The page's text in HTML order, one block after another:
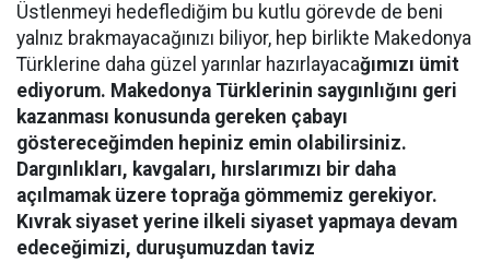
Üstlenmeyi hedeflediğim bu kutlu görevde de beni
yalnız brakmayacağınızı biliyor, hep birlikte Makedonya
Türklerine daha güzel yarınlar hazırlayacağımızı ümit
ediyorum. Makedonya Türklerinin saygınlığını geri
kazanması konusunda gereken çabayı
göstereceğimden hepiniz emin olabilirsiniz.
Dargınlıkları, kavgaları, hırslarımızı bir daha
açılmamak üzere toprağa gömmemiz gerekiyor.
Kıvrak siyaset yerine ilkeli siyaset yapmaya devam
edeceğimizi, duruşumuzdan taviz